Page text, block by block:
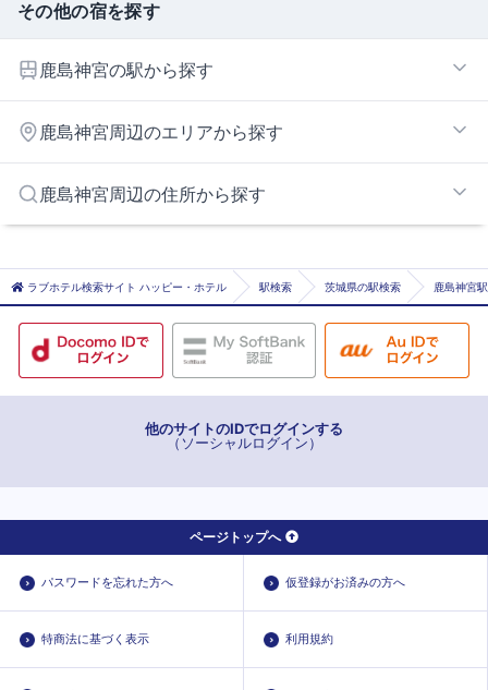
その他の宿を探す
鹿島神宮の駅から探す
鹿島神宮
長者ケ浜潮騒はまなす公園前
鹿島神宮周辺のエリアから探す
鹿島神宮周辺の住所から探す
神栖市
行方市
鉾田市
ラブホテル検索サイト ハッピー・ホテル 駅検索 茨城県の駅検索 鹿島神宮
他のサイトのIDでログインする
（ソーシャルログイン）
ページトップへ
パスワードを忘れた方へ 仮登録がお済みの方へ
特商法に基づく表示 利用規約